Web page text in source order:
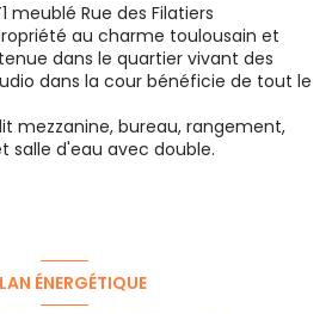
meublé Rue des Filatiers
au charme toulousain et
dans le quartier vivant des
dans la cour bénéficie de tout le
mezzanine, bureau, rangement,
salle d'eau avec double.
ÉNERGÉTIQUE